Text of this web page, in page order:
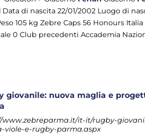
Data di nascita 22/01/2002 Luogo di
105 kg Zebre Caps 56 Honours Italia
0 Club precedenti Accademia
giovanile: nuova maglia e
www.zebreparma.it/it-it/rugby-
viole-e-rugby-parma.aspx